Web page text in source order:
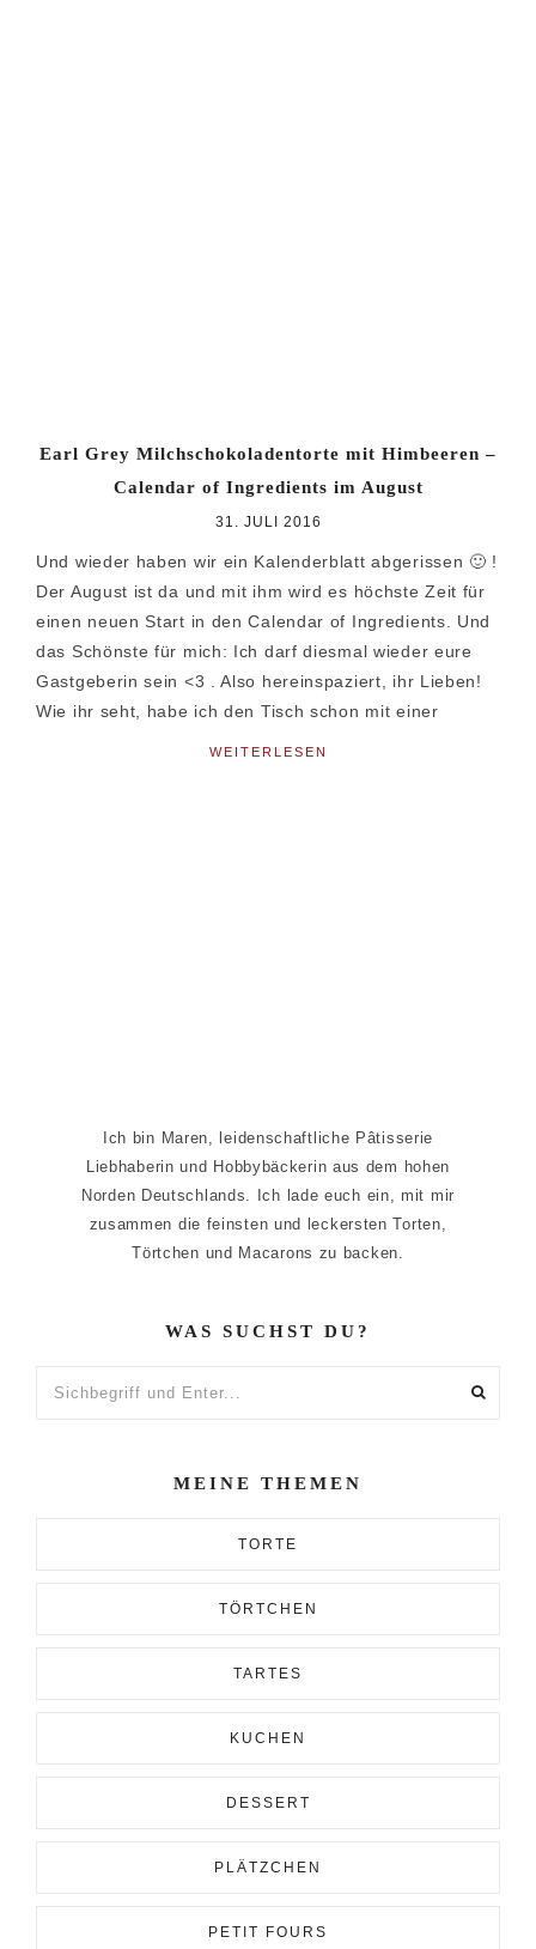
Earl Grey Milchschokoladentorte mit Himbeeren –
Calendar of Ingredients im August
31. JULI 2016
Und wieder haben wir ein Kalenderblatt abgerissen 🙂 !
Der August ist da und mit ihm wird es höchste Zeit für
einen neuen Start in den Calendar of Ingredients. Und
das Schönste für mich: Ich darf diesmal wieder eure
Gastgeberin sein <3 . Also hereinspaziert, ihr Lieben!
Wie ihr seht, habe ich den Tisch schon mit einer
WEITERLESEN
Ich bin Maren, leidenschaftliche Pâtisserie
Liebhaberin und Hobbybäckerin aus dem hohen
Norden Deutschlands. Ich lade euch ein, mit mir
zusammen die feinsten und leckersten Torten,
Törtchen und Macarons zu backen.
WAS SUCHST DU?
MEINE THEMEN
TORTE
TÖRTCHEN
TARTES
KUCHEN
DESSERT
PLÄTZCHEN
PETIT FOURS